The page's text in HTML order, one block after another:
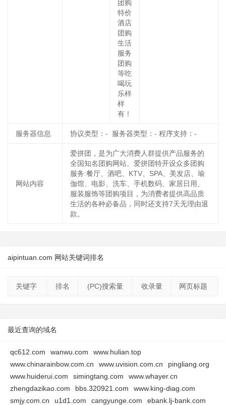
团购
特价
酒店
团购
生活
服务
团购
等吃
喝玩
乐样
样
有！
服务器信息 协议类型：- 服务器类型：- 程序支持：-
网站内容
爱拼团，是为广大消费人群提供产品服务的
全国知名团购网站。爱拼团特开设众多团购
服务:餐厅、酒吧、KTV、SPA、美发店、瑜
伽馆、电影、洗车、手机数码、家居日用、
服装服饰等团购项目，为消费者提供高品质
生活的各种必备品，同时还支持7天无理由退
款。
aipintuan.com 网站关键词排名
关键字 排名 (PC)搜索量 收录量 网页标题
最近查询的域名
qc612.com wanwu.com
www.hulian.top
www.chinarainbow.com.cn
www.uvision.com.cn
pingliang.org
www.huiderui.com
simingtang.com
www.whayer.cn
zhengdazikao.com
bbs.320921.com
www.king-diag.com
smjy.com.cn
u1d1.com cangyunge.com
ebank.lj-bank.com